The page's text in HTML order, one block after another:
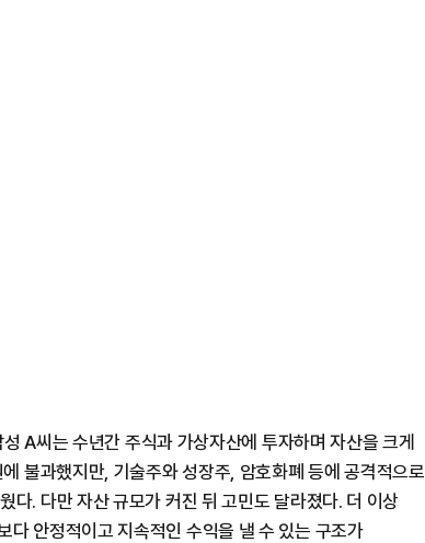
A씨는 수년간 주식과 가상자산에 투자하며 자산을 크게
불과했지만, 기술주와 성장주, 암호화폐 등에 공격적으로
다. 다만 자산 규모가 커진 뒤 고민도 달라졌다. 더 이상
다 안정적이고 지속적인 수익을 낼 수 있는 구조가